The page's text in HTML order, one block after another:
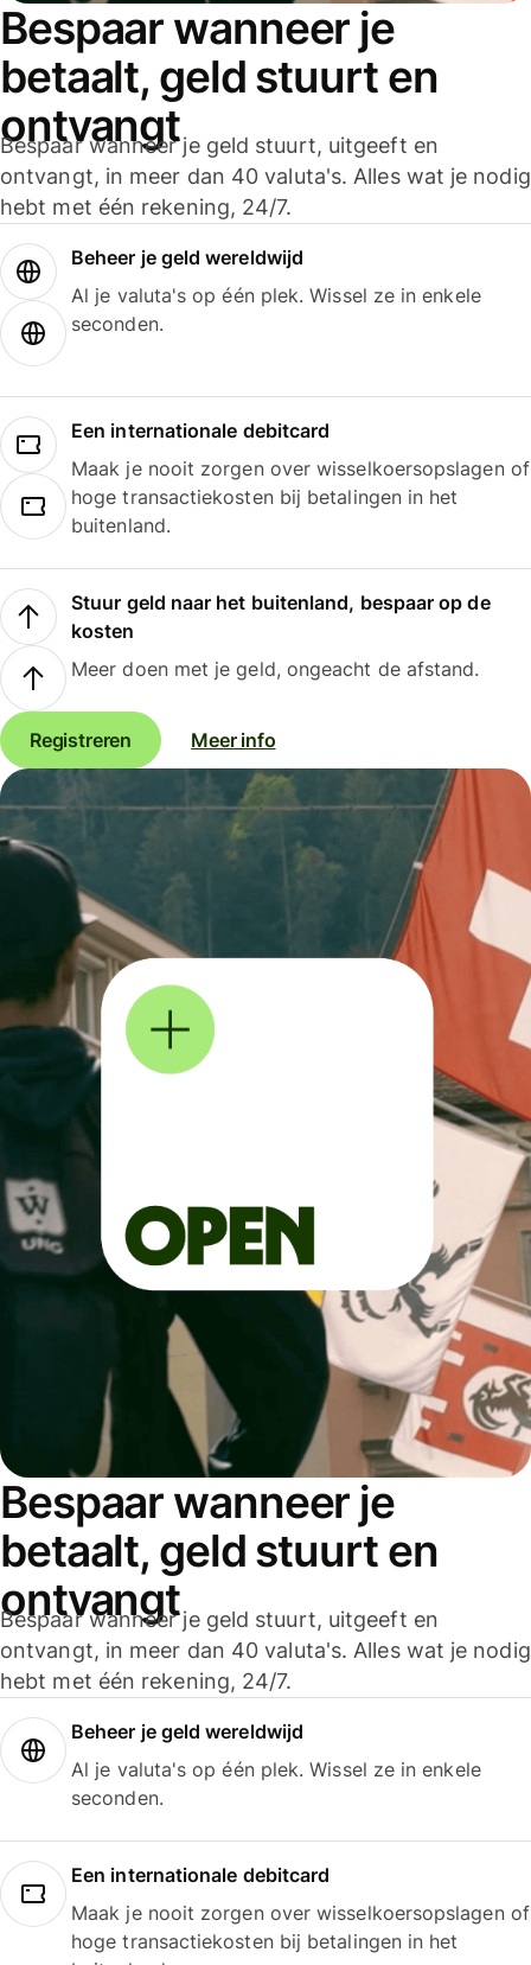
Bespaar wanneer je
betaalt, geld stuurt en
ontvangt
Bespaar wanneer je geld stuurt, uitgeeft en
ontvangt, in meer dan 40 valuta's. Alles wat je nodig
hebt met één rekening, 24/7.
Beheer je geld wereldwijd
Al je valuta's op één plek. Wissel ze in enkele
seconden.
Een internationale debitcard
Maak je nooit zorgen over wisselkoersopslagen of
hoge transactiekosten bij betalingen in het
buitenland.
Stuur geld naar het buitenland, bespaar op de
kosten
Meer doen met je geld, ongeacht de afstand.
Registreren Meer info
Bespaar wanneer je
betaalt, geld stuurt en
ontvangt
Bespaar wanneer je geld stuurt, uitgeeft en
ontvangt, in meer dan 40 valuta's. Alles wat je nodig
hebt met één rekening, 24/7.
Beheer je geld wereldwijd
Al je valuta's op één plek. Wissel ze in enkele
seconden.
Een internationale debitcard
Maak je nooit zorgen over wisselkoersopslagen of
hoge transactiekosten bij betalingen in het